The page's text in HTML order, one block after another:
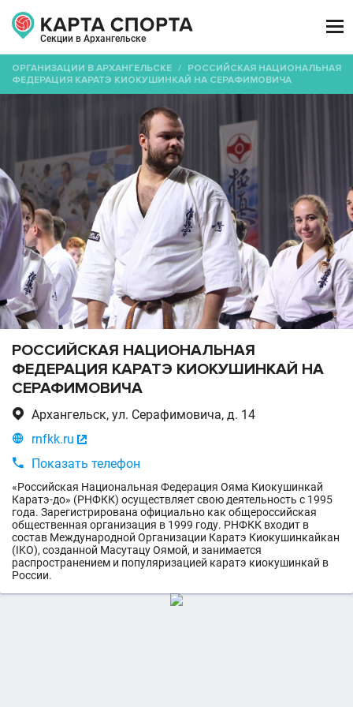
Секции в Архангельске

ОРГАНИЗАЦИИ В АРХАНГЕЛЬСКЕ / РОССИЙСКАЯ НАЦИОНАЛЬНАЯ
ФЕДЕРАЦИЯ КАРАТЭ КИОКУШИНКАЙ НА СЕРАФИМОВИЧА
РОССИЙСКАЯ НАЦИОНАЛЬНАЯ
ФЕДЕРАЦИЯ КАРАТЭ КИОКУШИНКАЙ НА
СЕРАФИМОВИЧА
 Архангельск, ул. Серафимовича, д. 14
 rnfkk.ru 

Показать телефон
«Российская Национальная Федерация Ояма Киокушинкай
Каратэ-до» (РНФКК) осуществляет свою деятельность с 1995
года. Зарегистрирована официально как общероссийская
общественная организация в 1999 году. РНФКК входит в
состав Международной Организации Каратэ Киокушинкайкан
(IKO), созданной Масутацу Оямой, и занимается
распространением и популяризацией каратэ киокушинкай в
России.